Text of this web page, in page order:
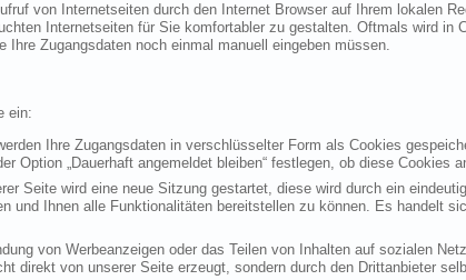
von Internetseiten durch den Internet Browser auf Ihrem lokalen
Internetseiten für Sie komfortabler zu gestalten. Oftmals wird
Zugangsdaten noch einmal manuell eingeben müssen.
ein:
Ihre Zugangsdaten in verschlüsselter Form als Cookies
Option „Dauerhaft angemeldet bleiben“ festlegen, ob diese Cookies
Seite wird eine neue Sitzung gestartet, diese wird durch ein
und Ihnen alle Funktionalitäten bereitstellen zu können. Es handelt
von Werbeanzeigen oder das Teilen von Inhalten auf sozialen
direkt von unserer Seite erzeugt, sondern durch den Drittanbieter